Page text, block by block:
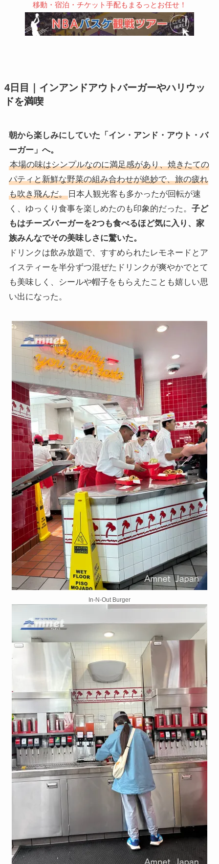
移動・宿泊・チケット手配もまるっとお任せ！
4日目｜インアンドアウトバーガーやハリウッ
ドを満喫
朝から楽しみにしていた「イン・アンド・アウト・バ
ーガー」へ。
本場の味はシンプルなのに満足感があり、焼きたての
パティと新鮮な野菜の組み合わせが絶妙で、旅の疲れ
も吹き飛んだ。日本人観光客も多かったが回転が速
く、ゆっくり食事を楽しめたのも印象的だった。 子ど
もはチーズバーガーを2つも食べるほど気に入り、家
族みんなでその美味しさに驚いた。
ドリンクは飲み放題で、すすめられたレモネードとア
イスティーを半分ずつ混ぜたドリンクが爽やかでとて
も美味しく、シールや帽子をもらえたことも嬉しい思
い出になった。
In-N-Out Burger